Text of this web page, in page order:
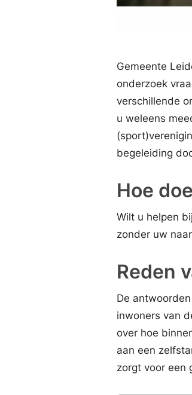
Gemeente
onderzoek
verschillende
u weleens
begeleiding
Hoe
Wilt u helpen
zonder uw
Reden
De
inwoners van
over hoe
aan een
zorgt voor een